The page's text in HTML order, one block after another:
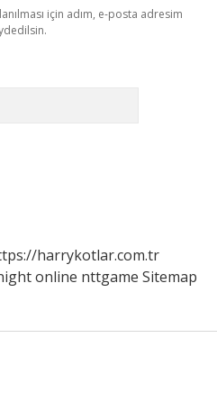
için adım, e-posta adresim
harrykotlar.com.tr
online nttgame Sitemap